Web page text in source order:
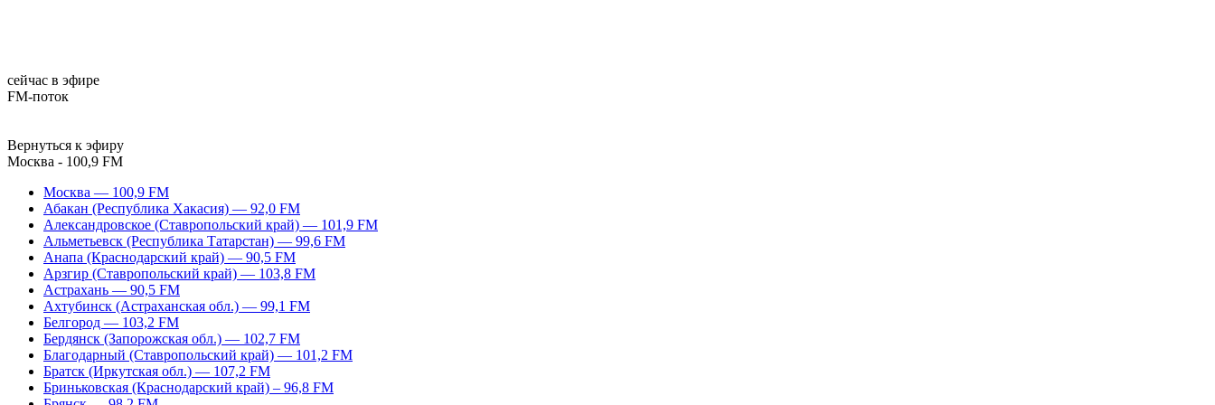
сейчас в эфире
FM-поток
Вернуться к эфиру
Москва - 100,9 FM
Москва — 100,9 FM
Абакан (Республика Хакасия) — 92,0 FM
Александровское (Ставропольский край) — 101,9 FM
Альметьевск (Республика Татарстан) — 99,6 FM
Анапа (Краснодарский край) — 90,5 FM
Арзгир (Ставропольский край) — 103,8 FM
Астрахань — 90,5 FM
Ахтубинск (Астраханская обл.) — 99,1 FM
Белгород — 103,2 FM
Бердянск (Запорожская обл.) — 102,7 FM
Благодарный (Ставропольский край) — 101,2 FM
Братск (Иркутская обл.) — 107,2 FM
Бриньковская (Краснодарский край) – 96,8 FM